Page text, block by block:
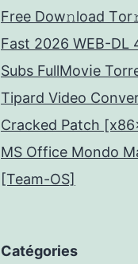
Frее Dow𝚗load
Fast 2026 WEB-DL
Subs FullMov𝗂e
Tipard Video
Cracked Patch
MS Office Mondo
[Team-OS]
Catégories